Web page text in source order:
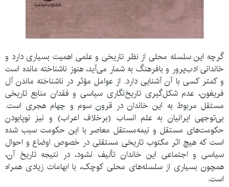
گرچه این سلسله محلی از نظر تاریخی و علمی اهمیت بسیاری دارد و
خاندانی ادب‌پرور و بافرهنگ به شمار می‌آید، هنوز ناشناخته مانده است
و کمتر کسی با آن آشنایی دارد. از عوامل مؤثر در ناشناخته ماندن آل
فریغون، عدم شکل‌گیری تاریخ‌نگاری سیاسی و فقدان منابع تاریخی
مستقل مربوط به این خاندان در قرون سوم و چهام هجری است.
بی‌توجهی ایرانیان به علم انساب (برخلاف اعراب) و نیز نوپابودن
حکومت‌های مستقل و نیمه‌مستقل معاصر با این حکومت سبب شده
است که هیچ اثر مکتوب تاریخی مستقلی در خصوص اوضاع و احوال
سیاسی و اجتماعی این خاندان تألیف نشود، در نتیجه تاریخ آن،
همچون بسیاری از سلسله‌های محلی کوچک، با ابهامات زیادی همراه
است.